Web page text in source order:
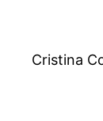
Cristina